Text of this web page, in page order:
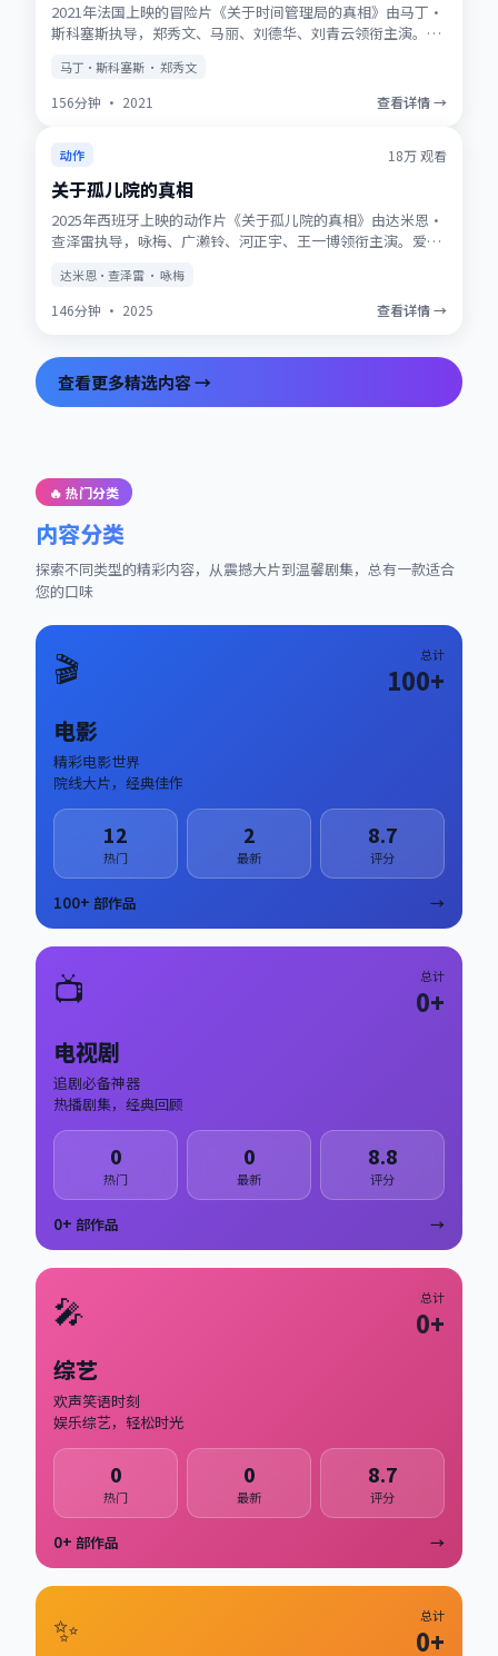
2021年法国上映的冒险片《关于时间管理局的真相》由马丁·
斯科塞斯执导，郑秀文、马丽、刘德华、刘青云领衔主演。动
节与人物刻画的观众收藏观看。
马丁·斯科塞斯 · 郑秀文
156分钟 · 2021 查看详情 →
趋势 ★8.8
动作 18万观看
关于孤儿院的真相
2025年西班牙上映的动作片《关于孤儿院的真相》由达米恩·
查泽雷执导，咏梅、广濑铃、河正宇、王一博领衔主演。爱情
蛋值得留意，与世界观其他作品存在联动。
达米恩·查泽雷 · 咏梅
146分钟 · 2025 查看详情 →
查看更多精选内容 →
🔥 热门分类
内容分类
探索不同类型的精彩内容，从震撼大片到温馨剧集，总有一款适合
您的口味
🎬 总计
100+
电影
精彩电影世界
院线大片，经典佳作
12
热门
2
最新
8.7
评分
100+ 部作品 →
📺 总计
0+
电视剧
追剧必备神器
热播剧集，经典回顾
0
热门
0
最新
8.8
评分
0+ 部作品 →
🎤 总计
0+
综艺
欢声笑语时刻
娱乐综艺，轻松时光
0
热门
0
最新
8.7
评分
0+ 部作品 →
✨ 总计
0+